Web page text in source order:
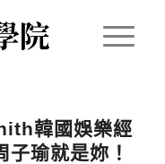
韓國娛樂經
瑜就是妳！